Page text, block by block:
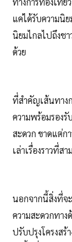
แค่ได้รับความนิ
นิยมไกลไปถึงช
ด้วย
ที่สำคัญเส้นทาง
ความพร้อมรองรั
สะดวก ขาดแต่ก
เล่าเรื่องราวที่ส
นอกจากนี้สิ่งที่จ
ความสะดวกทาง
ปรับปรุงโครงสร้